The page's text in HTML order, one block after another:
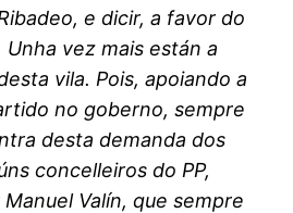
e dicir, a favor do
vez mais están a
vila. Pois, apoiando a
no goberno, sempre
desta demanda dos
concelleiros do PP,
Valín, que sempre